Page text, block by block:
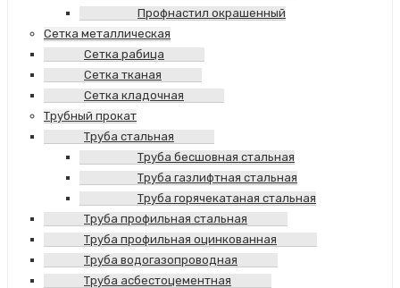
Профнастил окрашенный
Сетка металлическая
Сетка рабица
Сетка тканая
Сетка кладочная
Трубный прокат
Труба стальная
Труба бесшовная стальная
Труба газлифтная стальная
Труба горячекатаная стальная
Труба профильная стальная
Труба профильная оцинкованная
Труба водогазопроводная
Труба асбестоцементная